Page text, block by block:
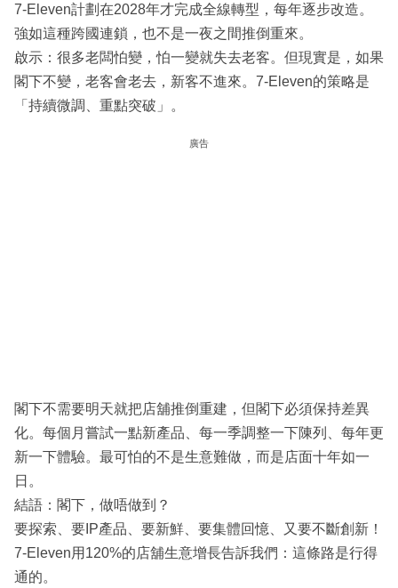
7-Eleven計劃在2028年才完成全線轉型，每年逐步改造。
強如這種跨國連鎖，也不是一夜之間推倒重來。
啟示：很多老闆怕變，怕一變就失去老客。但現實是，如果
閣下不變，老客會老去，新客不進來。7-Eleven的策略是
「持續微調、重點突破」。
廣告
閣下不需要明天就把店舖推倒重建，但閣下必須保持差異
化。每個月嘗試一點新產品、每一季調整一下陳列、每年更
新一下體驗。最可怕的不是生意難做，而是店面十年如一
日。
結語：閣下，做唔做到？
要探索、要IP產品、要新鮮、要集體回憶、又要不斷創新！
7-Eleven用120%的店舖生意增長告訴我們：這條路是行得
通的。